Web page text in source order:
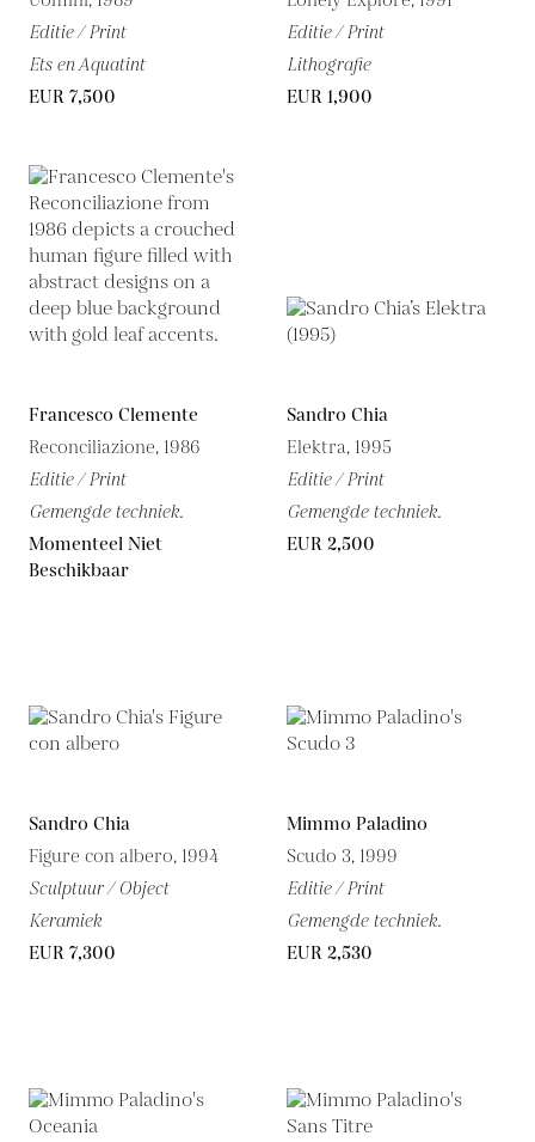
Editie / Print
Ets en Aquatint
EUR 7,500
Editie / Print
Lithografie
EUR 1,900
Francesco Clemente
Reconciliazione, 1986
Editie / Print
Gemengde techniek.
Momenteel Niet
Beschikbaar
Sandro Chia
Elektra, 1995
Editie / Print
Gemengde techniek.
EUR 2,500
Sandro Chia
Figure con albero, 1994
Sculptuur / Object
Keramiek
EUR 7,300
Mimmo Paladino
Scudo 3, 1999
Editie / Print
Gemengde techniek.
EUR 2,530